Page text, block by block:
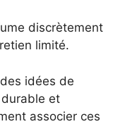
discrètement
limité.
idées de
et
associer ces